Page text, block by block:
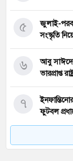
জুলাই-
সংস্কৃতি
৫
আবু
ভারপ্রাপ্ত
৬
ফুটবল
৭
বরিশাল
৮